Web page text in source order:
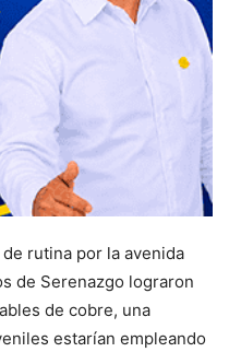
rutina por la avenida
de Serenazgo lograron
de cobre, una
estarían empleando